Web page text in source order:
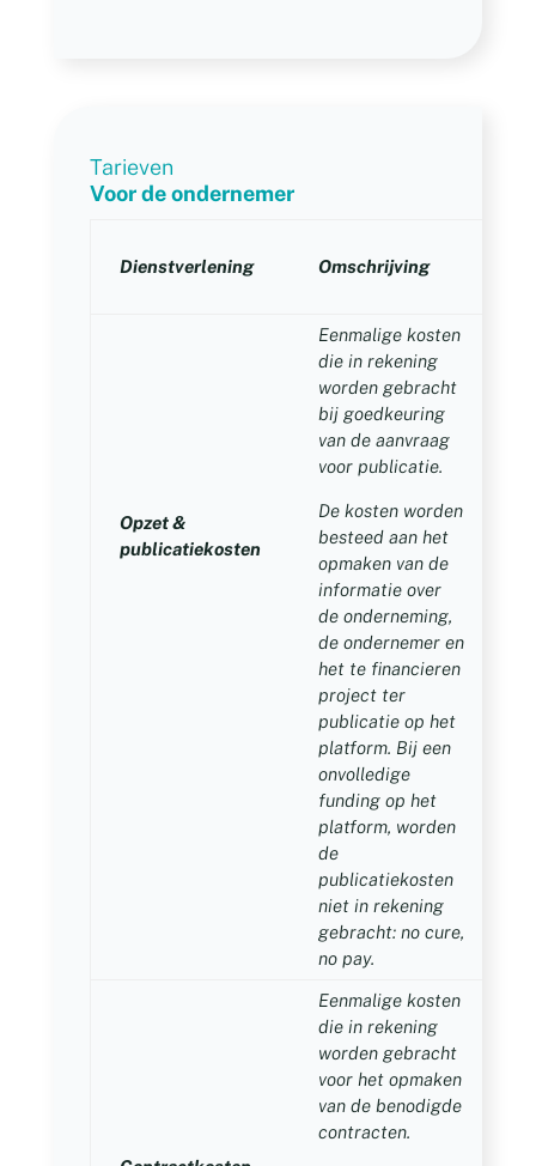
Tarieven
Voor de ondernemer
Dienstverlening Omschrijving
Opzet &
publicatiekosten
Eenmalige kosten
die in rekening
worden gebracht
bij goedkeuring
van de aanvraag
voor publicatie.
De kosten worden
besteed aan het
opmaken van de
informatie over
de onderneming,
de ondernemer en
het te financieren
project ter
publicatie op het
platform. Bij een
onvolledige
funding op het
platform, worden
de
publicatiekosten
niet in rekening
gebracht: no cure,
no pay.
Eenmalige kosten
die in rekening
worden gebracht
voor het opmaken
van de benodigde
contracten.